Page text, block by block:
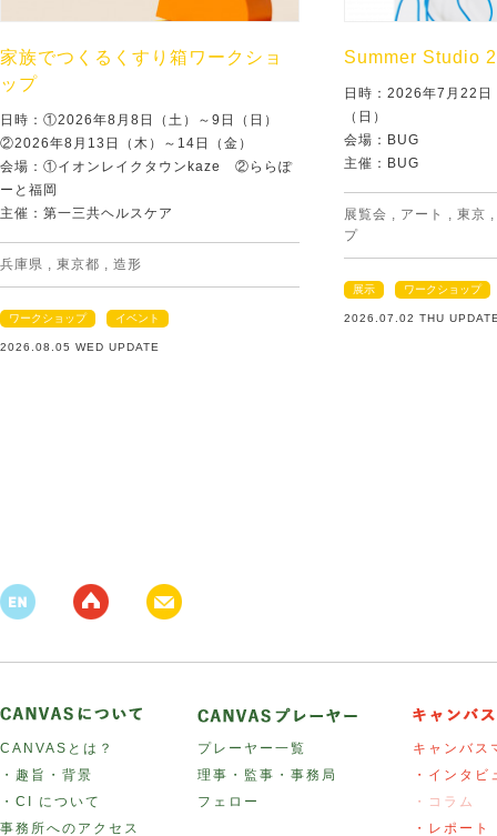
家族でつくるくすり箱ワークショ
ップ
日時：①2026年8月8日（土）～9日（日）
②2026年8月13日（木）～14日（金）
会場：①イオンレイクタウンkaze ②ららぽ
ーと福岡
主催：第一三共ヘルスケア
兵庫県 , 東京都 , 造形
ワークショップ イベント
2026.08.05 WED UPDATE
Summer Studio
日時：2026年7月22
（日）
会場：BUG
主催：BUG
展覧会 , アート , 東京
プ
展示 ワークショップ
2026.07.02 THU
CANVASとは？
・趣旨・背景
・CI について
事務所へのアクセス
プレーヤー一覧
理事・監事・事務局
フェロー
キャンバス
・インタビ
・コラム
・レポート